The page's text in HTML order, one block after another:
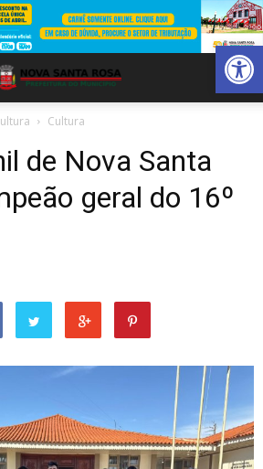
Abrir
Cultura
de Nova Santa
geral do 16º